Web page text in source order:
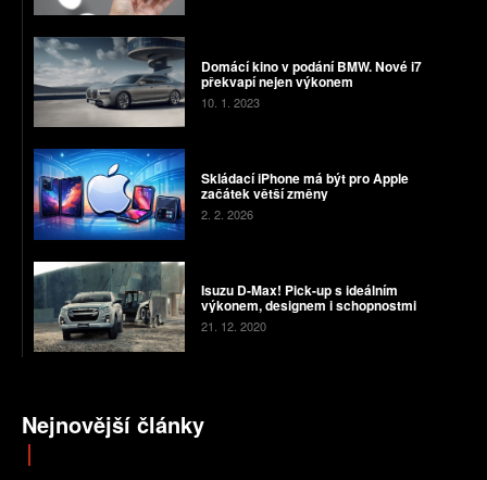
Domácí kino v podání BMW. Nové i7
překvapí nejen výkonem
10. 1. 2023
Skládací iPhone má být pro Apple
začátek větší změny
2. 2. 2026
Isuzu D-Max! Pick-up s ideálním
výkonem, designem i schopnostmi
21. 12. 2020
Nejnovější články